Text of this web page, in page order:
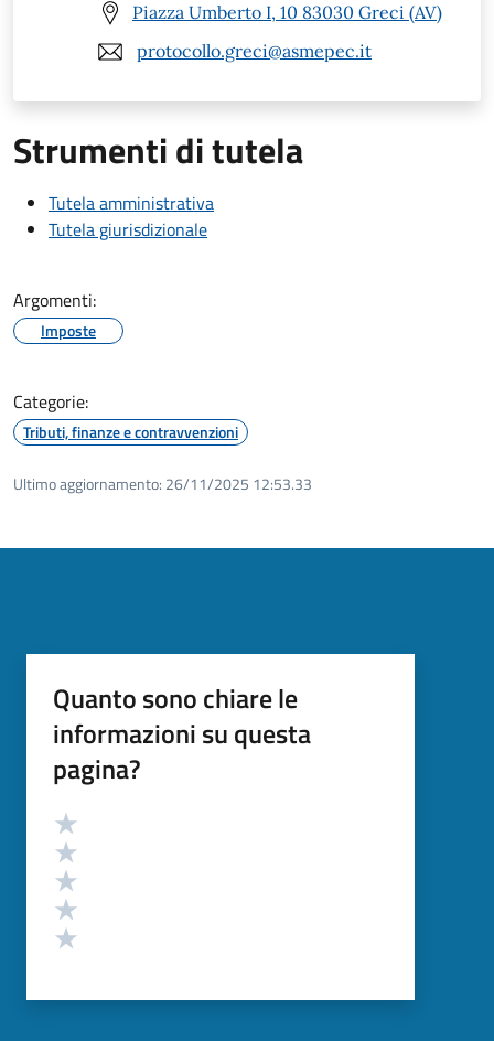
Piazza Umberto I, 10 83030 Greci (AV)
protocollo.greci@asmepec.it
Strumenti di tutela
Tutela amministrativa
Tutela giurisdizionale
Argomenti:
Imposte
Categorie:
Tributi, finanze e contravvenzioni
Ultimo aggiornamento: 26/11/2025 12:53.33
Quanto sono chiare le
informazioni su questa
pagina?
Valutazione